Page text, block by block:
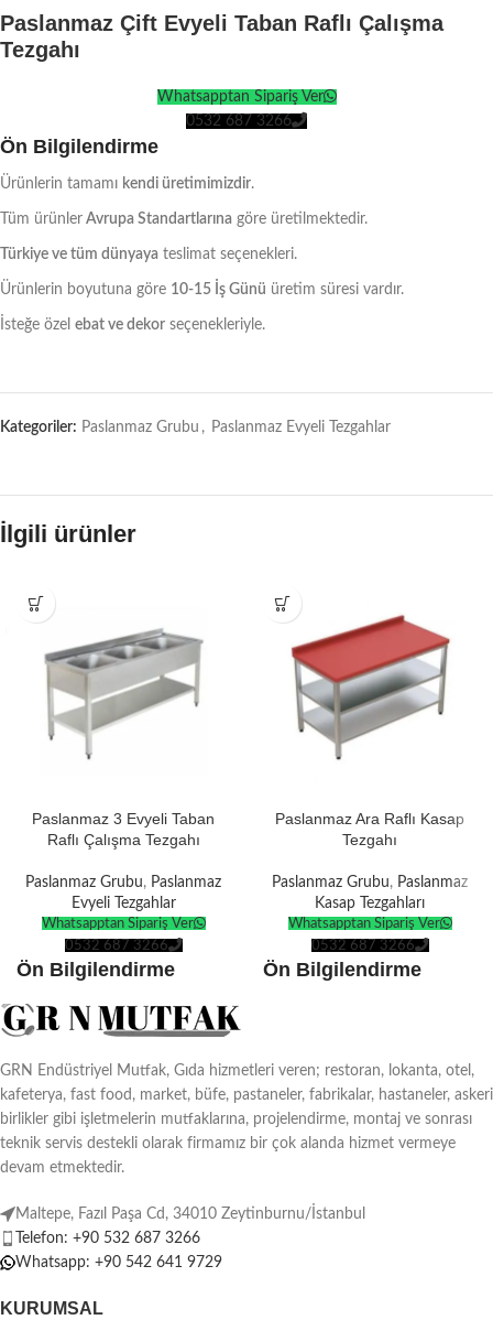
Paslanmaz Çift Evyeli Taban Raflı Çalışma
Tezgahı
Whatsapptan Sipariş Ver
0532 687 3266
Ön Bilgilendirme
Ürünlerin tamamı kendi üretimimizdir.
Tüm ürünler Avrupa Standartlarına göre üretilmektedir.
Türkiye ve tüm dünyaya teslimat seçenekleri.
Ürünlerin boyutuna göre 10-15 İş Günü üretim süresi vardır.
İsteğe özel ebat ve dekor seçenekleriyle.
Kategoriler: Paslanmaz Grubu , Paslanmaz Evyeli Tezgahlar
İlgili ürünler
Paslanmaz 3 Evyeli Taban
Raflı Çalışma Tezgahı
Paslanmaz Grubu, Paslanmaz
Evyeli Tezgahlar
Whatsapptan Sipariş Ver
0532 687 3266
Ön Bilgilendirme
Ürünlerin tamamıkendi
üretimimizdir.
Tüm ürünlerAvrupa
Standartlarına
üretilmektedir.
Türkiye ve tüm dünyayateslimat
seçenekleri.
Günüüretim süresi vardır.
seçenekleriyle.
Paslanmaz Ara Raflı Kasap
Tezgahı
Paslanmaz Grubu, Paslanmaz
Kasap Tezgahları
Whatsapptan Sipariş Ver
0532 687 3266
Ön Bilgilendirme
Tüm ürünler
Avrupa
üretilmektedir.
Türkiye ve tüm dünyayateslimat
Günüüretim süresi vardır.
GRN Endüstriyel Mutfak, Gıda hizmetleri veren; restoran, lokanta, otel,
kafeterya, fast food, market, büfe, pastaneler, fabrikalar, hastaneler, askeri
birlikler gibi işletmelerin mutfaklarına, projelendirme, montaj ve sonrası
teknik servis destekli olarak firmamız bir çok alanda hizmet vermeye
devam etmektedir.
Maltepe, Fazıl Paşa Cd, 34010 Zeytinburnu/İstanbul
Telefon: +90 532 687 3266
Whatsapp: +90 542 641 9729
KURUMSAL